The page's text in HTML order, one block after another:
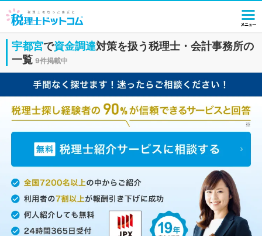
宇都宮で資金調達対策を扱う税理士・会計事務所の
一覧 9件掲載中